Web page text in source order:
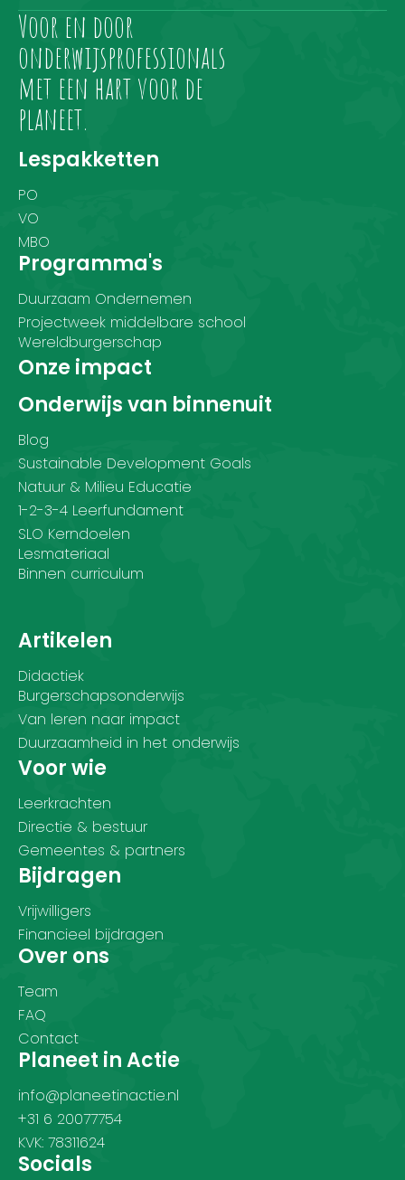
Voor en door
onderwijsprofessionals
met een hart voor de
planeet.
Lespakketten
PO
VO
MBO
Programma's
Duurzaam Ondernemen
Projectweek middelbare school
Wereldburgerschap
Onze impact
Onderwijs van binnenuit
Blog
Sustainable Development Goals
Natuur & Milieu Educatie
1-2-3-4 Leerfundament
SLO Kerndoelen
Lesmateriaal
Binnen curriculum
Artikelen
Didactiek
Burgerschapsonderwijs
Van leren naar impact
Duurzaamheid in het onderwijs
Voor wie
Leerkrachten
Directie & bestuur
Gemeentes & partners
Bijdragen
Vrijwilligers
Financieel bijdragen
Over ons
Team
FAQ
Contact
Planeet in Actie
info@planeetinactie.nl
+31 6 20077754
KVK: 78311624
Socials